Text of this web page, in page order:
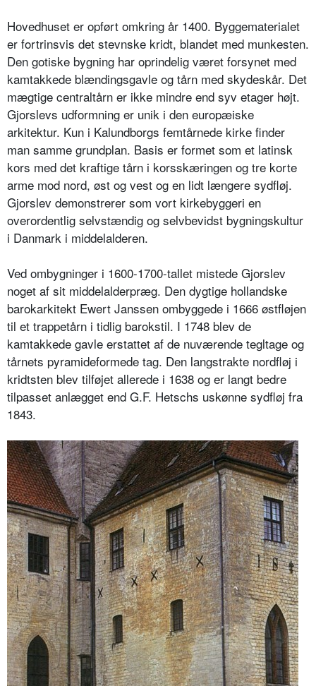
Hovedhuset er opført omkring år 1400. Byggematerialet
er fortrinsvis det stevnske kridt, blandet med munkesten.
Den gotiske bygning har oprindelig været forsynet med
kamtakkede blændingsgavle og tårn med skydeskår. Det
mægtige centraltårn er ikke mindre end syv etager højt.
Gjorslevs udformning er unik i den europæiske
arkitektur. Kun i Kalundborgs femtårnede kirke finder
man samme grundplan. Basis er formet som et latinsk
kors med det kraftige tårn i korsskæringen og tre korte
arme mod nord, øst og vest og en lidt længere sydfløj.
Gjorslev demonstrerer som vort kirkebyggeri en
overordentlig selvstændig og selvbevidst bygningskultur
i Danmark i middelalderen.
Ved ombygninger i 1600-1700-tallet mistede Gjorslev
noget af sit middelalderpræg. Den dygtige hollandske
barokarkitekt Ewert Janssen ombyggede i 1666 østfløjen
til et trappetårn i tidlig barokstil. I 1748 blev de
kamtakkede gavle erstattet af de nuværende tegltage og
tårnets pyramideformede tag. Den langstrakte nordfløj i
kridtsten blev tilføjet allerede i 1638 og er langt bedre
tilpasset anlægget end G.F. Hetschs uskønne sydfløj fra
1843.